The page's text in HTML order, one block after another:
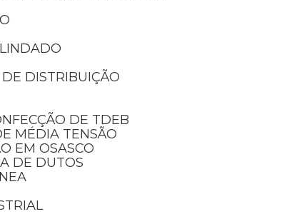
DISTRIBUIÇÃO
DE TDEB
MÉDIA TENSÃO
EM OSASCO
DE DUTOS